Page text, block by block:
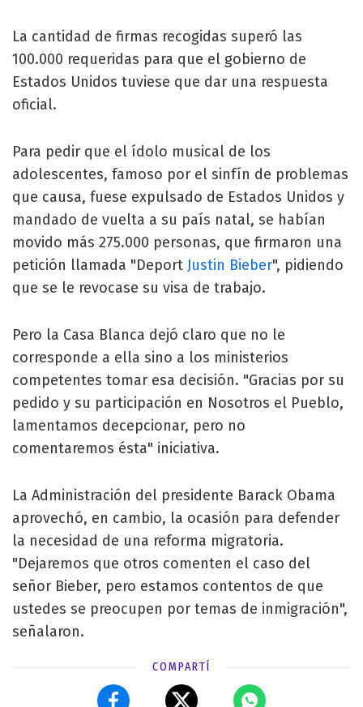
La cantidad de firmas recogidas superó las
100.000 requeridas para que el gobierno de
Estados Unidos tuviese que dar una respuesta
oficial.
Para pedir que el ídolo musical de los
adolescentes, famoso por el sinfín de problemas
que causa, fuese expulsado de Estados Unidos y
mandado de vuelta a su país natal, se habían
movido más 275.000 personas, que firmaron una
petición llamada "Deport Justin Bieber", pidiendo
que se le revocase su visa de trabajo.
Pero la Casa Blanca dejó claro que no le
corresponde a ella sino a los ministerios
competentes tomar esa decisión. "Gracias por su
pedido y su participación en Nosotros el Pueblo,
lamentamos decepcionar, pero no
comentaremos ésta" iniciativa.
La Administración del presidente Barack Obama
aprovechó, en cambio, la ocasión para defender
la necesidad de una reforma migratoria.
"Dejaremos que otros comenten el caso del
señor Bieber, pero estamos contentos de que
ustedes se preocupen por temas de inmigración",
señalaron.
COMPARTÍ